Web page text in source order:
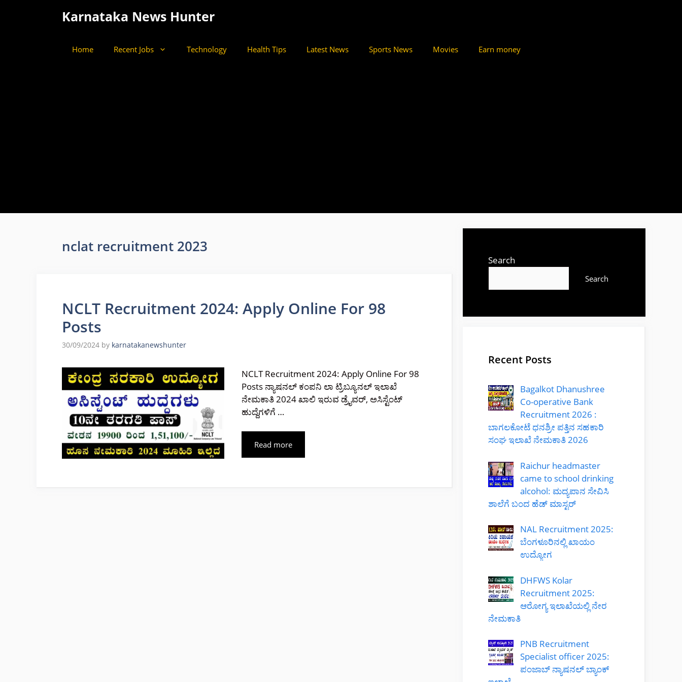
Karnataka News Hunter
Home Recent Jobs Technology Health Tips Latest News Sports News Movies Earn money
nclat recruitment 2023
NCLT Recruitment 2024: Apply Online For 98
Posts
30/09/2024 by karnatakanewshunter
NCLT Recruitment 2024: Apply Online For 98
Posts ನ್ಯಾಷನಲ್ ಕಂಪನಿ ಲಾ ಟ್ರಿಬ್ಯೂನಲ್ ಇಲಾಖೆ
ನೇಮಕಾತಿ 2024 ಖಾಲಿ ಇರುವ ಡ್ರೈವರ್, ಅಸಿಸ್ಟೆಂಟ್
ಹುದ್ದೆಗಳಿಗೆ …
Read more
Search
Search
Recent Posts
Bagalkot Dhanushree
Co-operative Bank
Recruitment 2026 :
ಬಾಗಲಕೋಟೆ ಧನಶ್ರೀ ಪತ್ತಿನ ಸಹಕಾರಿ
ಸಂಘ ಇಲಾಖೆ ನೇಮಕಾತಿ 2026
Raichur headmaster
came to school drinking
alcohol: ಮದ್ಯಪಾನ ಸೇವಿಸಿ
ಶಾಲೆಗೆ ಬಂದ ಹೆಡ್ ಮಾಸ್ಟರ್
NAL Recruitment 2025:
ಬೆಂಗಳೂರಿನಲ್ಲಿ ಖಾಯಂ
ಉದ್ಯೋಗ
DHFWS Kolar
Recruitment 2025:
ಆರೋಗ್ಯ ಇಲಾಖೆಯಲ್ಲಿ ನೇರ
ನೇಮಕಾತಿ
PNB Recruitment
Specialist officer 2025:
ಪಂಜಾಬ್ ನ್ಯಾಷನಲ್ ಬ್ಯಾಂಕ್